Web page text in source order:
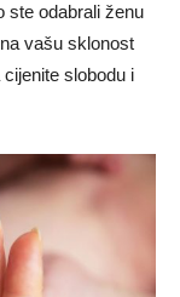
ste odabrali ženu
vašu sklonost
slobodu i